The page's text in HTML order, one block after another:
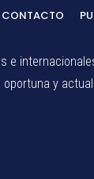
CONTACTO
e
oportuna y